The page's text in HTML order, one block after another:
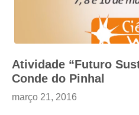
Atividade “Futuro
Conde do Pinhal
março 21, 2016